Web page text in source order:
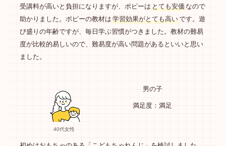
受講料が高いと負担になりますが、ポピーは とても安価なので
助かりました。ポピーの教材は 学習効果がとても高いです。遊
び盛りの年齢ですが、毎日学ぶ習慣がつきました。教材の難易
度が比較的易しいので、難易度が高い問題があるといいと思い
ました。
40代女性
男の子
満足度：満足